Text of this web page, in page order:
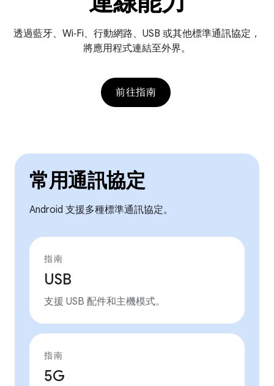
透過藍牙、Wi‑Fi、行動網路、USB 或其他標準通訊協定，
將應用程式連結至外界。
前往指南
常用通訊協定
Android 支援多種標準通訊協定。
指南
USB
支援 USB 配件和主機模式。
指南
5G